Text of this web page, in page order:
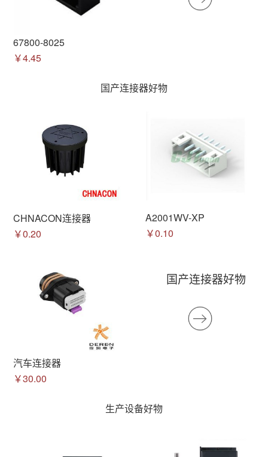
67800-8025
￥4.45
国产连接器好物
CHNACON连接器
￥0.20
A2001WV-XP
￥0.10
汽车连接器
￥30.00
国产连接器好物
生产设备好物